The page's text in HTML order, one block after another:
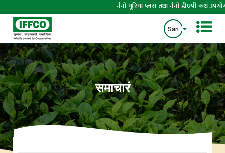
नैनो यूरिया प्लस तथा नैनो डीएपी कथं
San
समाचारं